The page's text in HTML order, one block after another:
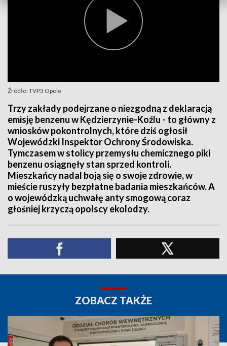
Źródło: TVP3 Opole
Trzy zakłady podejrzane o niezgodną z deklaracją
emisję benzenu w Kędzierzynie-Koźlu - to główny z
wniosków pokontrolnych, które dziś ogłosił
Wojewódzki Inspektor Ochrony Środowiska.
Tymczasem w stolicy przemysłu chemicznego piki
benzenu osiągnęły stan sprzed kontroli.
Mieszkańcy nadal boją się o swoje zdrowie, w
mieście ruszyły bezpłatne badania mieszkańców. A
o wojewódzką uchwałę anty smogową coraz
głośniej krzyczą opolscy ekolodzy.
ZOBACZ TAKŻE